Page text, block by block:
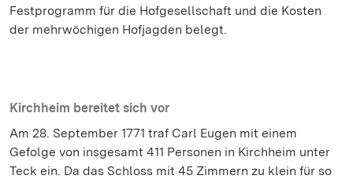
Festprogramm für die Hofgesellschaft und die Kosten
der mehrwöchigen Hofjagden belegt.
Kirchheim bereitet sich vor
Am 28. September 1771 traf Carl Eugen mit einem
Gefolge von insgesamt 411 Personen in Kirchheim unter
Teck ein. Da das Schloss mit 45 Zimmern zu klein für so